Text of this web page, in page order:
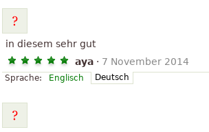
in diesem sehr gut
aya · 7 November 2014
Sprache: Englisch Deutsch